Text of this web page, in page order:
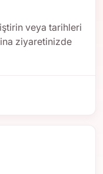
veya tarihleri
ziyaretinizde